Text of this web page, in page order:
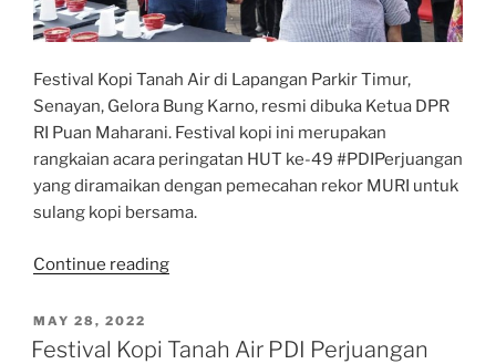
Festival Kopi Tanah Air di Lapangan Parkir Timur,
Senayan, Gelora Bung Karno, resmi dibuka Ketua DPR
RI Puan Maharani. Festival kopi ini merupakan
rangkaian acara peringatan HUT ke-49 #PDIPerjuangan
yang diramaikan dengan pemecahan rekor MURI untuk
sulang kopi bersama.
Continue reading“Puan
Festival
POSTED
ON
MAY 28, 2022
Festival Kopi Tanah Air PDI Perjuangan